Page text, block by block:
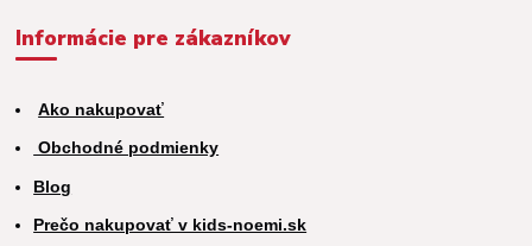
Informácie pre zákazníkov
Ako nakupovať
Obchodné podmienky
Blog
Prečo nakupovať v kids-noemi.sk